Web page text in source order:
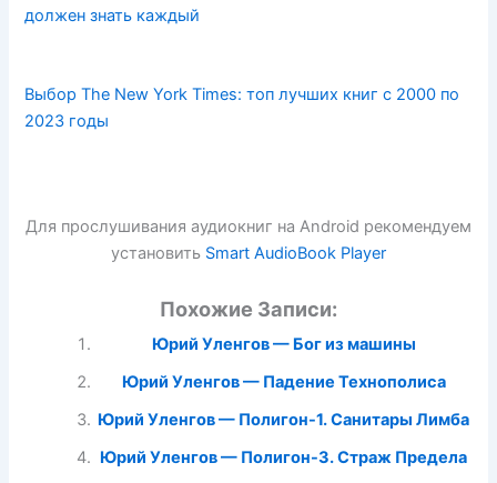
должен знать каждый
Выбор The New York Times: топ лучших книг с 2000 по
2023 годы
Для прослушивания аудиокниг на Android рекомендуем
установить Smart AudioBook Player
Похожие Записи:
Юрий Уленгов — Бог из машины
Юрий Уленгов — Падение Технополиса
Юрий Уленгов — Полигон-1. Санитары Лимба
Юрий Уленгов — Полигон-3. Страж Предела